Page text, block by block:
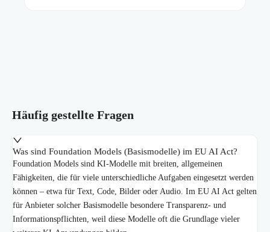
Häufig gestellte Fragen
Was sind Foundation Models (Basismodelle) im EU AI Act?
Foundation Models sind KI-Modelle mit breiten, allgemeinen
Fähigkeiten, die für viele unterschiedliche Aufgaben eingesetzt werden
können – etwa für Text, Code, Bilder oder Audio. Im EU AI Act gelten
für Anbieter solcher Basismodelle besondere Transparenz- und
Informationspflichten, weil diese Modelle oft die Grundlage vieler